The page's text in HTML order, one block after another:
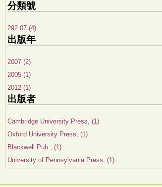
分類號
292.07 (4)
出版年
2007 (2)
2005 (1)
2012 (1)
出版者
Cambridge University Press, (1)
Oxford University Press, (1)
Blackwell Pub., (1)
University of Pennsylvania Press, (1)